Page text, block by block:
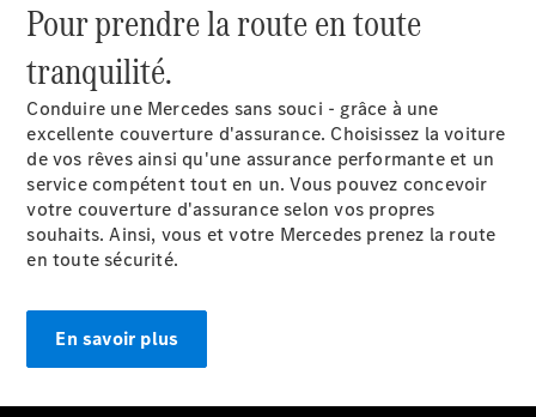
Mercedes-
Maybach
EQS SUV
Électrique
GLA
GLA
Nouveau
GLA Nouveau Électrique
GLB Électrique
GLB
GLC
Électrique
GLC
GLC Coupé
GLE
Nouveau
GLE Coupé
GLE
Pour prendre la route en toute
tranquilité.
Conduire une Mercedes sans souci - grâce à une
excellente couverture d'assurance. Choisissez la voiture
de vos rêves ainsi qu'une assurance performante et un
service compétent tout en un. Vous pouvez concevoir
votre couverture d'assurance selon vos propres
souhaits. Ainsi, vous et votre Mercedes prenez la route
en toute sécurité.
En savoir plus